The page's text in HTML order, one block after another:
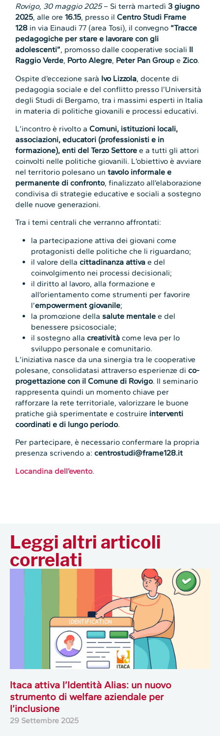
Rovigo, 30 maggio 2025– Si terrà martedì 3 giugno
2025, alle ore16.15, presso ilCentro Studi Frame
128 in via Einaudi 77 (area Tosi), il convegno “Tracce
pedagogiche per stare e lavorare con gli
adolescenti”, promosso dalle cooperative sociali Il
Raggio Verde, Porto Alegre, Peter Pan Group eZico.
Ospite d’eccezione sarà Ivo Lizzola, docente di
pedagogia sociale e del conflitto presso l’Università
degli Studi di Bergamo, tra i massimi esperti in Italia
in materia di politiche giovanili e processi educativi.
L’incontro è rivolto aComuni, istituzioni locali,
associazioni, educatori (professionisti e in
formazione), enti del Terzo Settore e a tutti gli attori
coinvolti nelle politiche giovanili. L’obiettivo è avviare
nel territorio polesano untavolo informale e
permanente di confronto, finalizzato all’elaborazione
condivisa di strategie educative e sociali a sostegno
delle nuove generazioni.
Tra i temi centrali che verranno affrontati:
la partecipazione attiva dei giovani come
protagonisti delle politiche che li riguardano;
il valore dellacittadinanza attiva e del
coinvolgimento nei processi decisionali;
il diritto al lavoro, alla formazione e
all’orientamento come strumenti per favorire
l’empowerment giovanile;
la promozione della salute mentale e del
benessere psicosociale;
il sostegno allacreatività come leva per lo
sviluppo personale e comunitario.
L’iniziativa nasce da una sinergia tra le cooperative
polesane, consolidatasi attraverso esperienze dico-
progettazione con il Comune di Rovigo. Il seminario
rappresenta quindi un momento chiave per
rafforzare la rete territoriale, valorizzare le buone
pratiche già sperimentate e costruire interventi
coordinati e di lungo periodo.
Per partecipare, è necessario confermare la propria
presenza scrivendo a:centrostudi@frame128.it
Locandina dell’evento.
Leggi altri articoli
correlati
Itaca attiva l’Identità Alias: un nuovo
strumento di welfare aziendale per
l’inclusione
29 Settembre 2025